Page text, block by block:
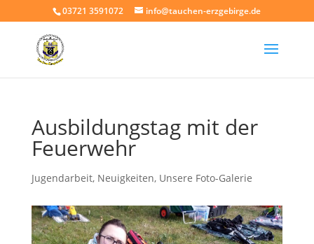
03721 3591072 info@tauchen-erzgebirge.de
Ausbildungstag mit der
Feuerwehr
Jugendarbeit, Neuigkeiten, Unsere Foto-Galerie